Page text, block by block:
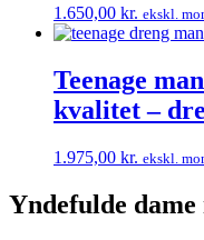
1.650,00 kr. ekskl.
Teenage
kvalitet –
1.975,00 kr. ekskl.
Yndefulde